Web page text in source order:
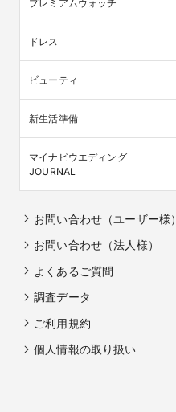
プレミアムウォッチ
ドレス
ビューティ
新生活準備
マイナビウエディング
JOURNAL
お問い合わせ（ユーザー様）
お問い合わせ（法人様）
よくあるご質問
調査データ
ご利用規約
個人情報の取り扱い